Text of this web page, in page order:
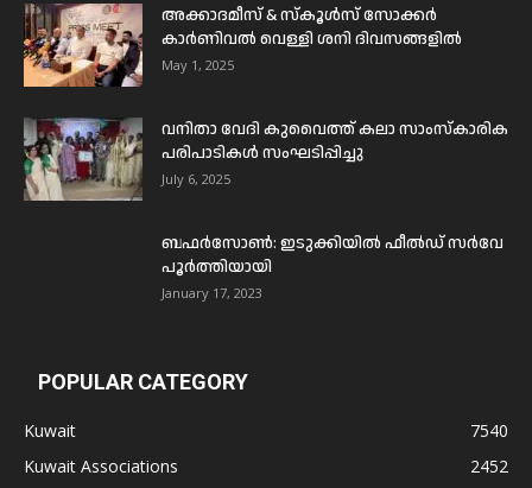
അക്കാദമീസ് & സ്കൂൾസ് സോക്കർ
കാർണിവൽ വെള്ളി ശനി ദിവസങ്ങളിൽ
May 1, 2025
വനിതാ വേദി കുവൈത്ത് കലാ സാംസ്കാരിക
പരിപാടികൾ സംഘടിപ്പിച്ചു
July 6, 2025
ബഫര്‍സോണ്‍: ഇടുക്കിയില്‍ ഫീല്‍ഡ് സര്‍വേ
പൂര്‍ത്തിയായി
January 17, 2023
POPULAR CATEGORY
Kuwait
7540
Kuwait Associations
2452